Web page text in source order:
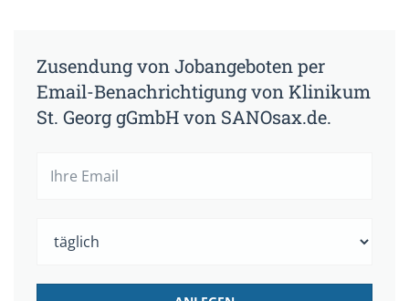
Zusendung von Jobangeboten per
Email-Benachrichtigung von Klinikum
St. Georg gGmbH von SANOsax.de.